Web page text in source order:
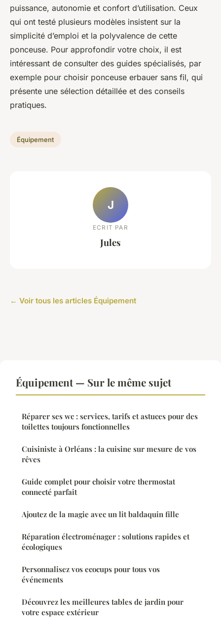
puissance, autonomie et confort d’utilisation. Ceux
qui ont testé plusieurs modèles insistent sur la
simplicité d’emploi et la polyvalence de cette
ponceuse. Pour approfondir votre choix, il est
intéressant de consulter des guides spécialisés, par
exemple pour choisir ponceuse erbauer sans fil, qui
présente une sélection détaillée et des conseils
pratiques.
Équipement
J
ECRIT PAR
Jules
← Voir tous les articles Équipement
Équipement — Sur le même sujet
Réparer ses wc : services, tarifs et astuces pour des
toilettes toujours fonctionnelles
Cuisiniste à Orléans : la cuisine sur mesure de vos
rêves
Guide complet pour choisir votre thermostat
connecté parfait
Ajoutez de la magie avec un lit baldaquin fille
Réparation électroménager : solutions rapides et
écologiques
Personnalisez vos ecocups pour tous vos
événements
Découvrez les meilleures tables de jardin pour
votre espace extérieur